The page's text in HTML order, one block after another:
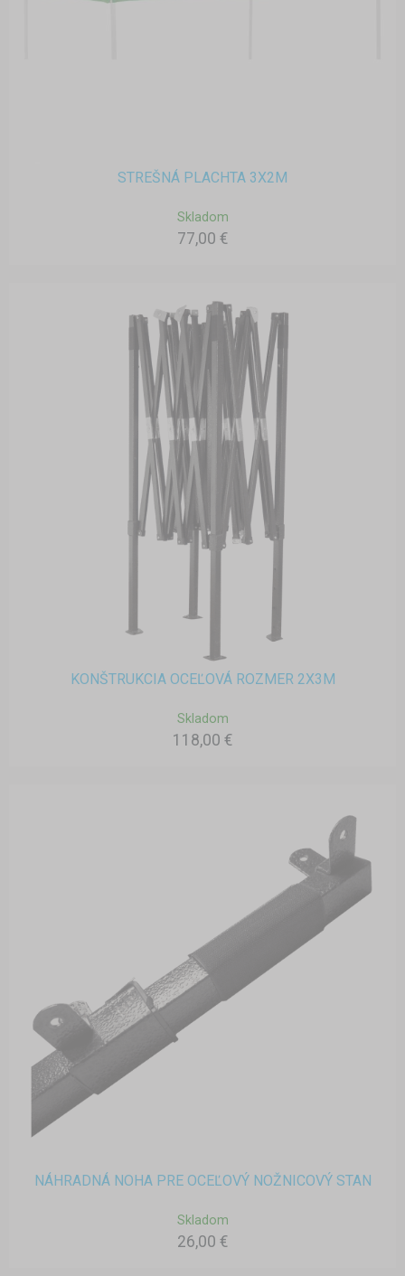
STREŠNÁ PLACHTA 3X2M
Skladom
77,00 €
KONŠTRUKCIA OCEĽOVÁ ROZMER 2X3M
Skladom
118,00 €
NÁHRADNÁ NOHA PRE OCEĽOVÝ NOŽNICOVÝ STAN
Skladom
26,00 €